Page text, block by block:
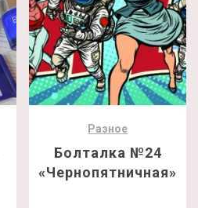
Разное
Болталка №24
«Чернопятничная»